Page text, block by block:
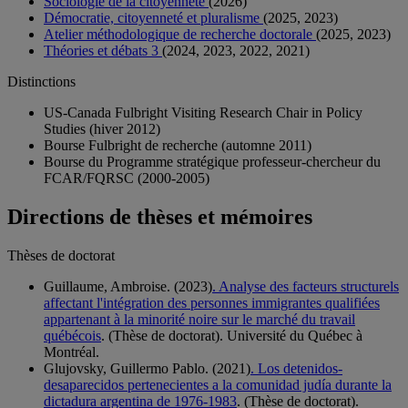
Démocratie, citoyenneté et pluralisme (2025, 2023)
Atelier méthodologique de recherche doctorale (2025, 2023)
Théories et débats 3 (2024, 2023, 2022, 2021)
Distinctions
US-Canada Fulbright Visiting Research Chair in Policy
Studies (hiver 2012)
Bourse Fulbright de recherche (automne 2011)
Bourse du Programme stratégique professeur-chercheur du
FCAR/FQRSC (2000-2005)
Directions de thèses et mémoires
Thèses de doctorat
Guillaume, Ambroise. (2023). Analyse des facteurs structurels
affectant l'intégration des personnes immigrantes qualifiées
appartenant à la minorité noire sur le marché du travail
québécois. (Thèse de doctorat). Université du Québec à
Montréal.
Glujovsky, Guillermo Pablo. (2021). Los detenidos-
desaparecidos pertenecientes a la comunidad judía durante la
dictadura argentina de 1976-1983. (Thèse de doctorat).